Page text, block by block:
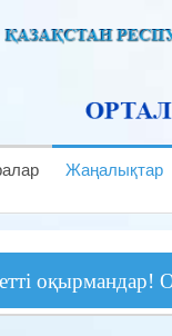
Жаңалықтар